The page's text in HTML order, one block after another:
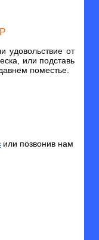
удовольствие от
или подставь
поместье.
или позвонив нам